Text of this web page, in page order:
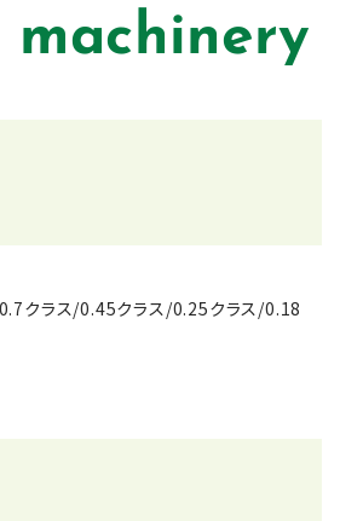
machinery
クラス/0.45クラス/0.25クラス/0.18